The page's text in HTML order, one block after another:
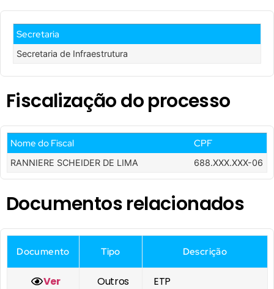
Secretaria
Secretaria de Infraestrutura
Fiscalização do processo
Nome do Fiscal CPF
RANNIERE SCHEIDER DE LIMA 688.XXX.XXX-06
Documentos relacionados
Documento Tipo Descrição
Ver Outros
ETP